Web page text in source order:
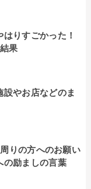
はりすごかった！
果
やお店などのま
りの方へのお願い
の励ましの言葉